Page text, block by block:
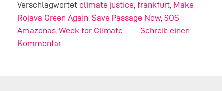
Verschlagwortet climate justice, frankfurt, Make
Rojava Green Again,Save Passage Now,SOS
Amazonas,Week for Climate
Schreib einen
Kommentar